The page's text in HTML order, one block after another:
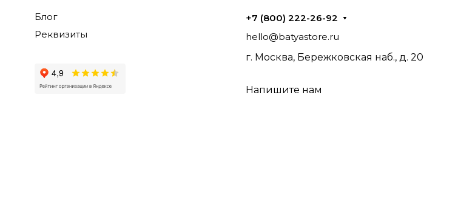
Блог
Реквизиты
+7 (800) 222-26-92
hello@batyastore.ru
г. Москва, Бережковская наб., д. 20
Напишите нам